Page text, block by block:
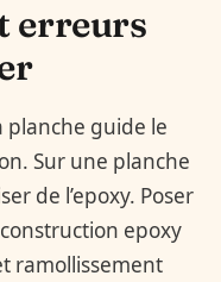
erreurs
planche guide le
Sur une planche
de l’epoxy. Poser
epoxy
ramollissement